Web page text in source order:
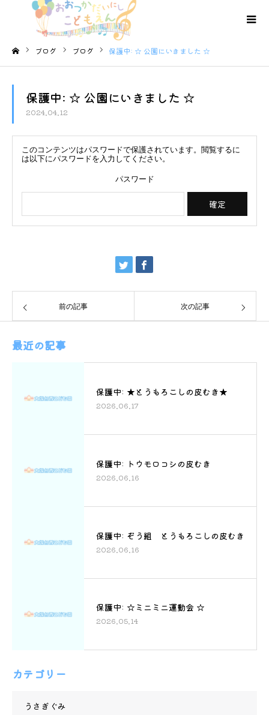
ブログ ブログ 保護中: ☆ 公園にいきました ☆
保護中: ☆ 公園にいきました ☆
2024.04.12
このコンテンツはパスワードで保護されています。閲覧するに
は以下にパスワードを入力してください。
パスワード
前の記事 次の記事
最近の記事
保護中: ★とうもろこしの皮むき★
2026.06.17
保護中: トウモロコシの皮むき
2026.06.16
保護中: ぞう組 とうもろこしの皮むき
2026.06.16
保護中: ☆ミニミニ運動会 ☆
2026.05.14
カテゴリー
うさぎぐみ